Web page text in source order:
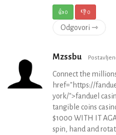
👍0 👎0
Odgovori ⇾
Mzssbu
Connect the
href="https://
york/">fanduel
tangible coins
$1000 WITH IT
spin, hand and